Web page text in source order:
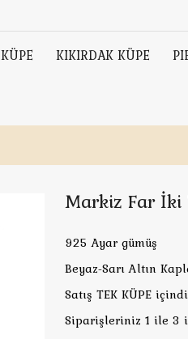
KÜPE KIKIRDAK KÜPE
Markiz Far İki
925 Ayar gümüş
Beyaz-Sarı Altın
Satış TEK KÜPE
Siparişleriniz 1 ile 3